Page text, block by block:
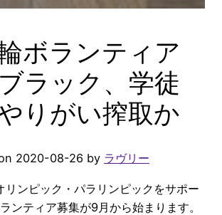
ボランティア
ラック、学徒
りがい搾取か
2020-08-26 by ラヴリー
ンピック・パラリンピックをサポー
ンティア募集が9月から始まります。